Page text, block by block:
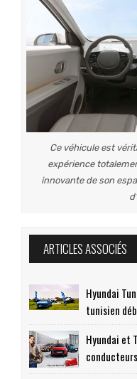
Ce véhicule est
expérience
innovante de son
ARTICLES ASSOCIÉS
Hyundai
tunisien
Hyundai et